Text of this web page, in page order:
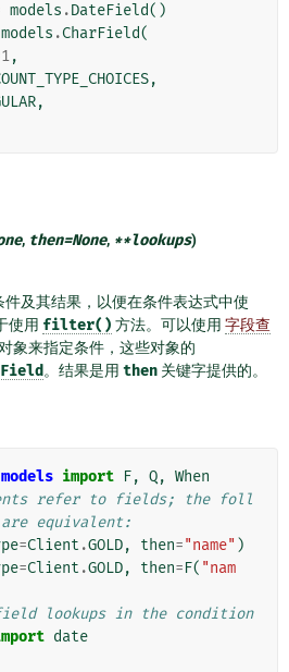
models .DateField()
models .CharField(
1,
,
,
, then=None, **lookups)
及其结果，以便在条件表达式中使
使用 filter() 方法。可以使用 字段查
象来指定条件，这些对象的
。结果是用 then 关键字提供的。
import F, Q, When
refer to fields; the foll
are equivalent:
=Client .GOLD, then="name" )
=Client .GOLD, then=F( "nam
lookups in the condition
date